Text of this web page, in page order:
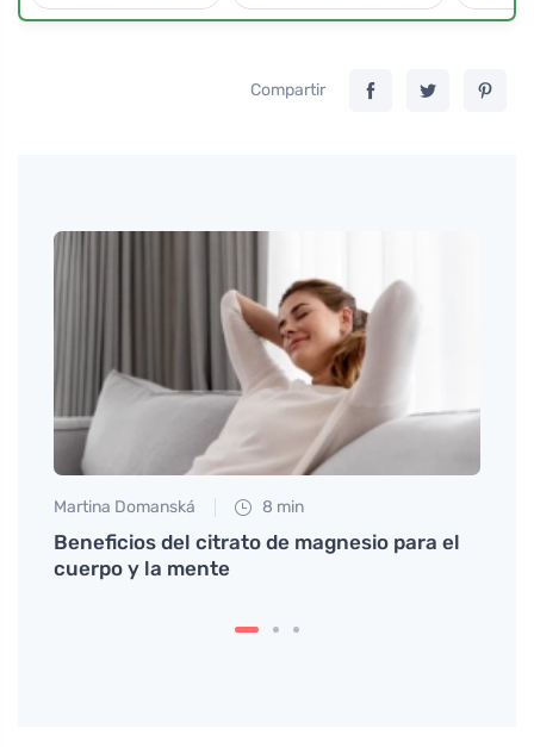
Compartir
Martina Domanská 8 min
Beneficios del citrato de magnesio para el
cuerpo y la mente